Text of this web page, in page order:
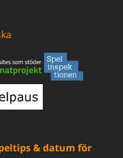
& datum för